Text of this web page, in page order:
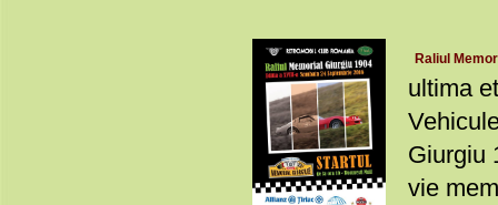
Raliul
ultima
Giurgiu
vie